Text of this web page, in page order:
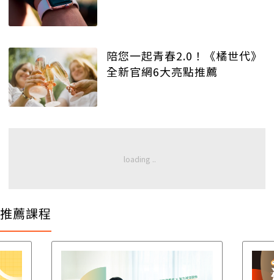
陪您一起青春2.0！《橘世代》
全新官網6大亮點推薦
推薦課程